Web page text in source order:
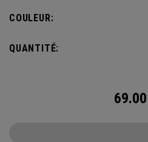
COULEUR:
QUANTITÉ:
69.00